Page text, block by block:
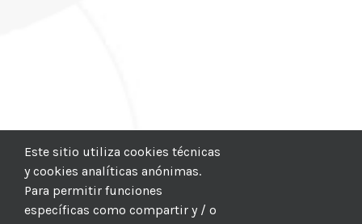
Este sitio utiliza cookies técnicas
y cookies analíticas anónimas.
Para permitir funciones
específicas como compartir y / o